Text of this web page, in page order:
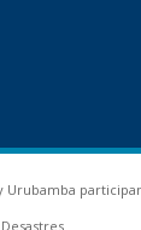
Urubamba